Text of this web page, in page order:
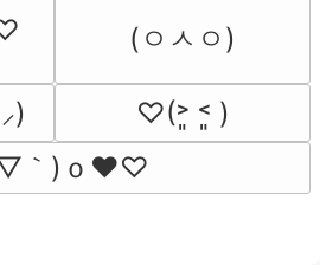
(ㅇㅅㅇ)
♡(˃͈ ˂͈ )
｀)ｏ♥♡